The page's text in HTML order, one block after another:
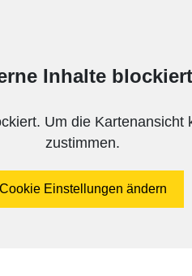
Inhalte
Um die
zustimmen.
Cookie Einstellungen ändern